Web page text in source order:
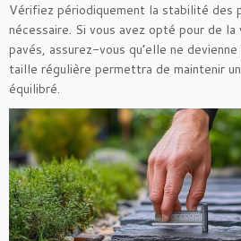
Vérifiez périodiquement la stabilité des
nécessaire. Si vous avez opté pour de
pavés, assurez-vous qu’elle ne
taille régulière permettra de maintenir
équilibré.